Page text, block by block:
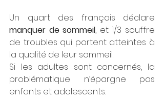
manquer de sommeil, et 1/3 souffre
de troubles qui portent atteintes à
la qualité de leur sommeil.
Si les adultes sont concernés, la
problématique n’épargne pas
enfants et adolescents.